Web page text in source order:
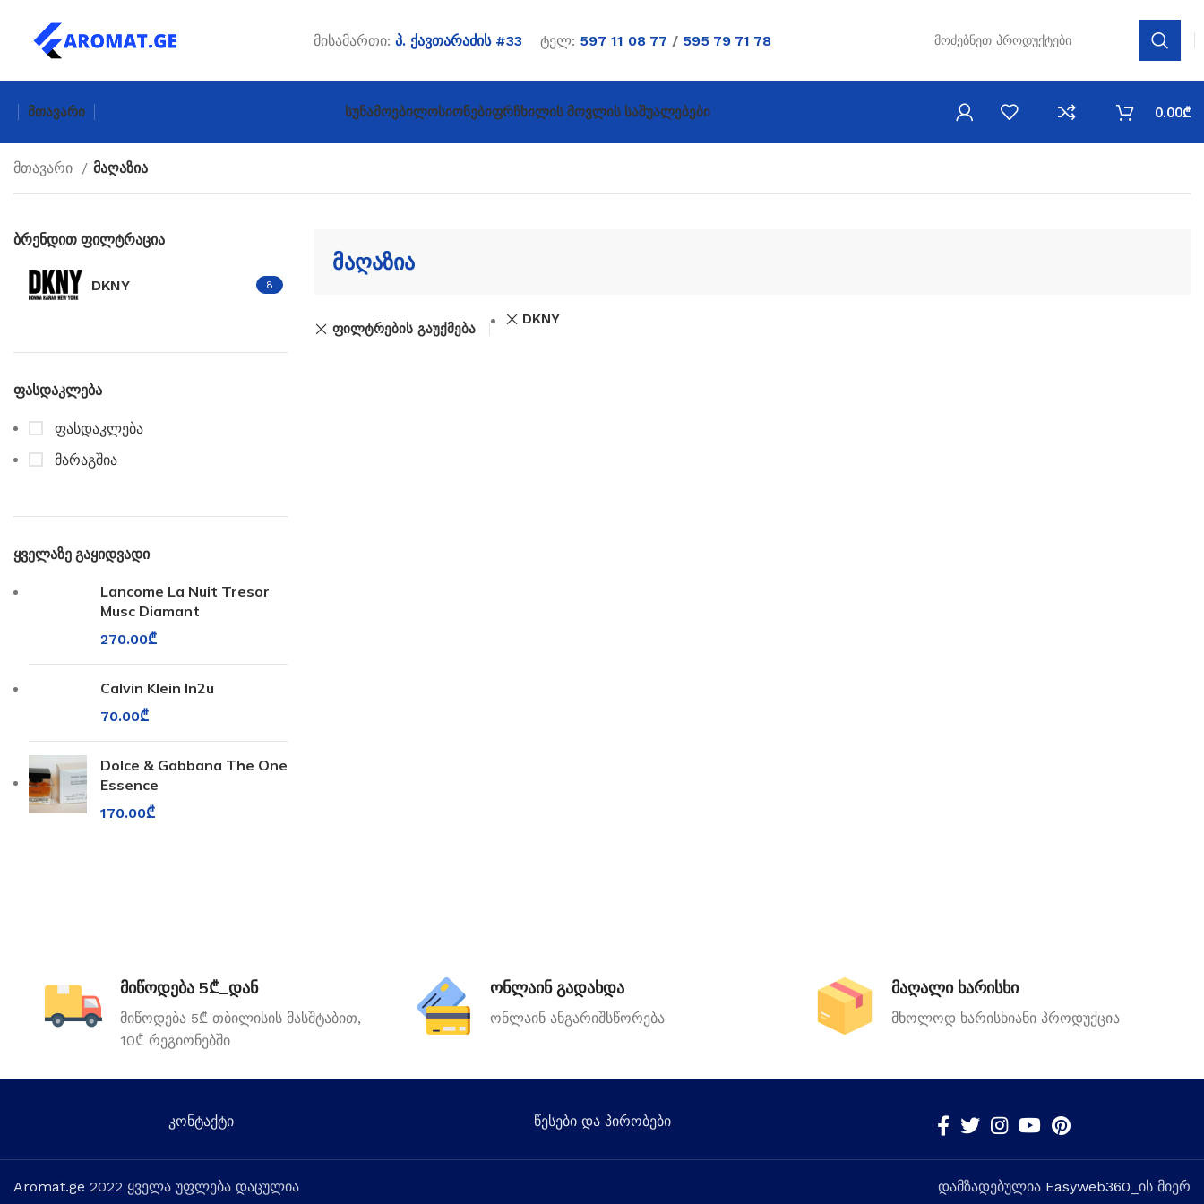
მისამართი: პ. ქავთარაძის #33 ტელ: 597 11 08 77 / 595 79 71 78
Მთავარი ᲡუნამოებიᲚოსიონებიᲤრჩხილის Მოვლის Საშუალებები 0.00₾
მთავარი მაღაზია
ბრენდით ფილტრაცია
DKNY 8
ფასდაკლება
ფასდაკლება
მარაგშია
ყველაზე გაყიდვადი
Lancome La Nuit Tresor
Musc Diamant
270.00₾
Calvin Klein In2u
70.00₾
Dolce & Gabbana The One
Essence
170.00₾
მაღაზია
ფილტრების გაუქმება
DKNY
მიწოდება 5₾_დან
მიწოდება 5₾ თბილისის მასშტაბით,
10₾ რეგიონებში
ონლაინ გადახდა
ონლაინ ანგარიშსწორება
მაღალი ხარისხი
მხოლოდ ხარისხიანი პროდუქცია
კონტაქტი წესები და პირობები
Aromat.ge 2022 ყველა უფლება დაცულია დამზადებულია Easyweb360 _ის მიერ